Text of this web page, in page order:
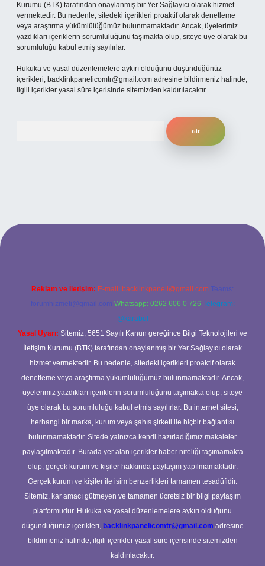
Kurumu (BTK) tarafından onaylanmış bir Yer Sağlayıcı olarak hizmet
vermektedir. Bu nedenle, sitedeki içerikleri proaktif olarak denetleme
veya araştırma yükümlülüğümüz bulunmamaktadır. Ancak, üyelerimiz
yazdıkları içeriklerin sorumluluğunu taşımakta olup, siteye üye olarak bu
sorumluluğu kabul etmiş sayılırlar.
Hukuka ve yasal düzenlemelere aykırı olduğunu düşündüğünüz
içerikleri, backlinkpanelicomtr@gmail.com adresine bildirmeniz halinde,
ilgili içerikler yasal süre içerisinde sitemizden kaldırılacaktır.
giriş
Reklam ve İletişim: E-mail: backlinkpaneli@gmail.com Teams:
forumhizmeti@gmail.com Whatsapp: 0262 606 0 726 Telegram:
@karabul
Yasal Uyarı: Sitemiz, 5651 Sayılı Kanun gereğince Bilgi Teknolojileri ve
İletişim Kurumu (BTK) tarafından onaylanmış bir Yer Sağlayıcı olarak
hizmet vermektedir. Bu nedenle, sitedeki içerikleri proaktif olarak
denetleme veya araştırma yükümlülüğümüz bulunmamaktadır. Ancak,
üyelerimiz yazdıkları içeriklerin sorumluluğunu taşımakta olup, siteye
üye olarak bu sorumluluğu kabul etmiş sayılırlar. Bu internet sitesi,
herhangi bir marka, kurum veya şahıs şirketi ile hiçbir bağlantısı
bulunmamaktadır. Sitede yalnızca kendi hazırladığımız makaleler
paylaşılmaktadır. Burada yer alan içerikler haber niteliği taşımamakta
olup, gerçek kurum ve kişiler hakkında paylaşım yapılmamaktadır.
Gerçek kurum ve kişiler ile isim benzerlikleri tamamen tesadüfidir.
Sitemiz, kar amacı gütmeyen ve tamamen ücretsiz bir bilgi paylaşım
platformudur. Hukuka ve yasal düzenlemelere aykırı olduğunu
düşündüğünüz içerikleri, backlinkpanelicomtr@gmail.com adresine
bildirmeniz halinde, ilgili içerikler yasal süre içerisinde sitemizden
kaldırılacaktır.